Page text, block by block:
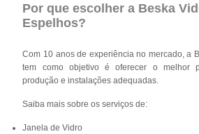
Por que escolher a Beska
Espelhos?
Com 10 anos de experiência no mercado, a
tem como objetivo é oferecer o melhor
produção e instalações adequadas.
Saiba mais sobre os serviços de:
Janela de Vidro